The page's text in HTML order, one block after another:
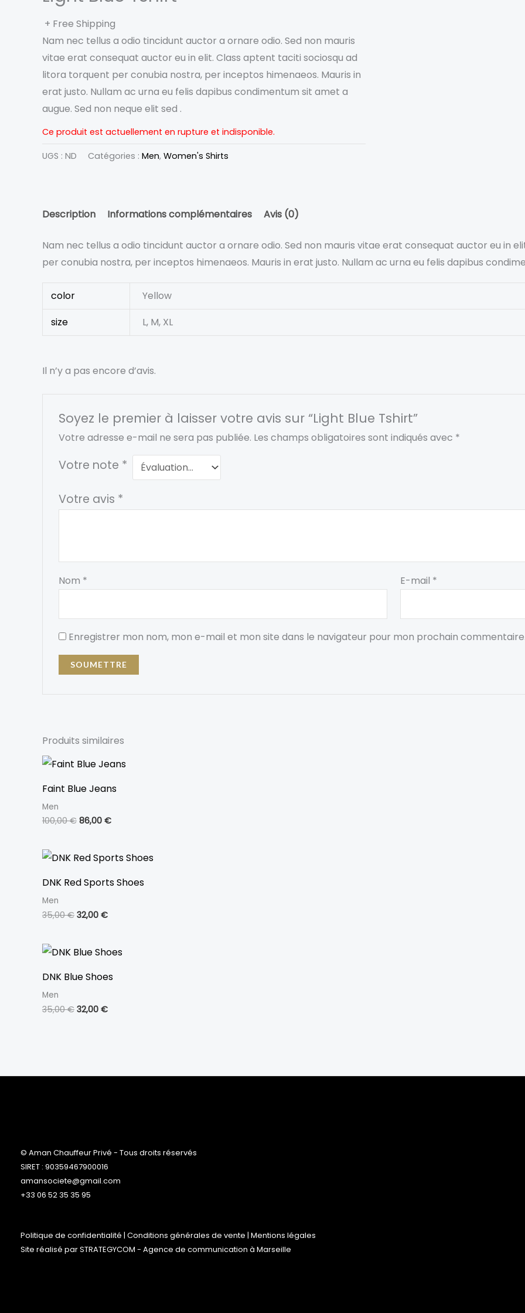
+ Free Shipping
Nam nec tellus a odio tincidunt auctor a ornare odio. Sed non mauris
vitae erat consequat auctor eu in elit. Class aptent taciti sociosqu ad
litora torquent per conubia nostra, per inceptos himenaeos. Mauris in
erat justo. Nullam ac urna eu felis dapibus condimentum sit amet a
augue. Sed non neque elit sed .
Ce produit est actuellement en rupture et indisponible.
UGS : ND Catégories : Men, Women's Shirts
Description Informations complémentaires Avis (0)
Nam nec tellus a odio tincidunt auctor a ornare odio. Sed non mauris vitae erat consequat auctor eu in
per conubia nostra, per inceptos himenaeos. Mauris in erat justo. Nullam ac urna eu felis dapibus
color
Yellow
size
L, M, XL
Il n’y a pas encore d’avis.
Soyez le premier à laisser votre avis sur “Light Blue Tshirt”
Votre adresse e-mail ne sera pas publiée. Les champs obligatoires sont indiqués avec *
Votre note *
Votre avis *
Nom * E-mail *
Enregistrer mon nom, mon e-mail et mon site dans le navigateur pour mon prochain
Produits similaires
Faint Blue Jeans
Men
100,00€ 86,00 €
DNK Red Sports Shoes
Men
35,00€ 32,00 €
DNK Blue Shoes
Men
35,00€ 32,00 €
© Aman Chauffeur Privé - Tous droits réservés
SIRET : 90359467900016
amansociete@gmail.com
+33 06 52 35 35 95
Politique de confidentialité | Conditions générales de vente | Mentions légales
Site réalisé parSTRATEGYCOM - Agence de communication à Marseille